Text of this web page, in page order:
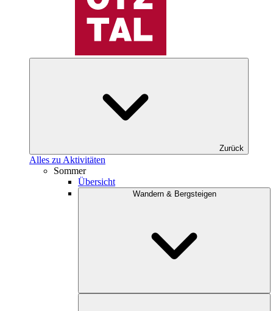
Zurück
Alles zu Aktivitäten
Sommer
Übersicht
Wandern & Bergsteigen